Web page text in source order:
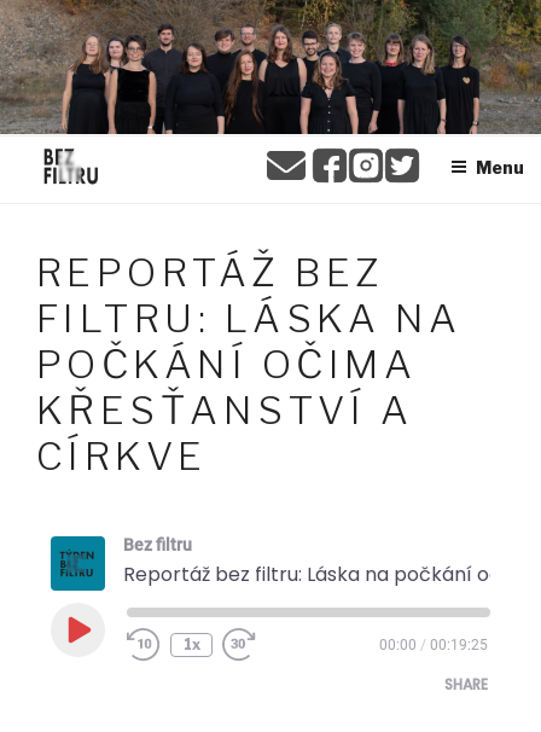
Přejít
k
obsahu
webu
BEZ FILTRU
Menu
REPORTÁŽ BEZ
FILTRU: LÁSKA NA
POČKÁNÍ OČIMA
KŘESŤANSTVÍ A
CÍRKVE
Bez filtru
Play
Episode
1x 00:00 / 00:19:25
SHARE